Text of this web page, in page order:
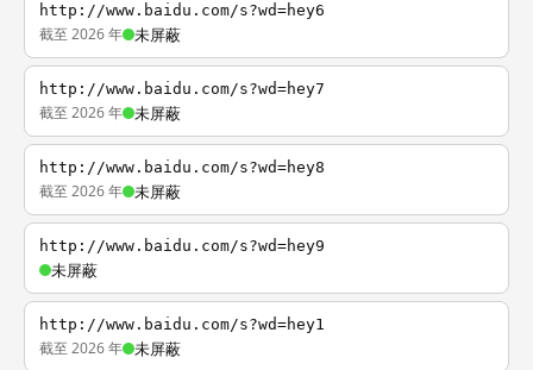
http://www.baidu.com/s?wd=hey6
截至 2026 年 未屏蔽
http://www.baidu.com/s?wd=hey7
截至 2026 年 未屏蔽
http://www.baidu.com/s?wd=hey8
截至 2026 年 未屏蔽
http://www.baidu.com/s?wd=hey9
未屏蔽
http://www.baidu.com/s?wd=hey1
截至 2026 年 未屏蔽